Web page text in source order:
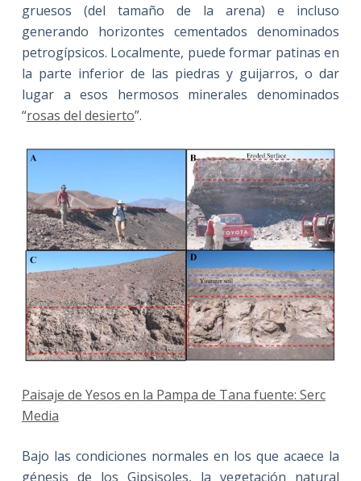
gruesos (del tamaño de la arena) e incluso
generando horizontes cementados denominados
petrogípsicos. Localmente, puede formar patinas en
la parte inferior de las piedras y guijarros, o dar
lugar a esos hermosos minerales denominados
“rosas del desierto”.
Paisaje de Yesos en la Pampa de Tana fuente: Serc
Media
Bajo las condiciones normales en los que acaece la
génesis de los Gipsisoles, la vegetación natural